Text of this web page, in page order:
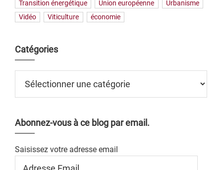
Transition énergétique
Union européenne
Urbanisme
Vidéo
Viticulture économie
Catégories
Abonnez-vous à ce blog par email.
Saisissez votre adresse email